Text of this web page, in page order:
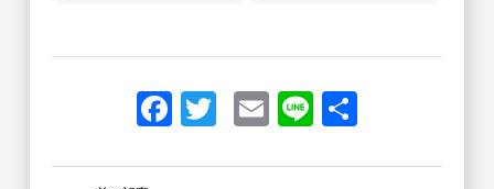
Facebook
TwitterEmail
Line